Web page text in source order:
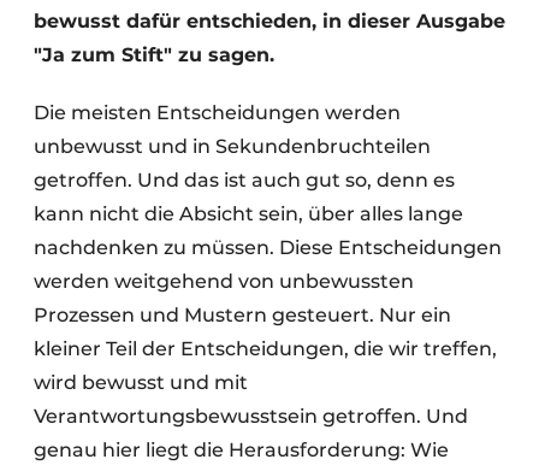
bewusst dafür entschieden, in dieser Ausgabe
"Ja zum Stift" zu sagen.
Die meisten Entscheidungen werden
unbewusst und in Sekundenbruchteilen
getroffen. Und das ist auch gut so, denn es
kann nicht die Absicht sein, über alles lange
nachdenken zu müssen. Diese Entscheidungen
werden weitgehend von unbewussten
Prozessen und Mustern gesteuert. Nur ein
kleiner Teil der Entscheidungen, die wir treffen,
wird bewusst und mit
Verantwortungsbewusstsein getroffen. Und
genau hier liegt die Herausforderung: Wie